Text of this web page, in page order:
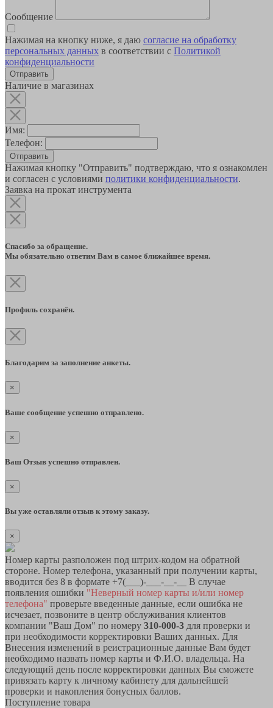
Сообщение
Нажимая на кнопку ниже, я даю согласие на обработку
персональных данных в соответствии с Политикой
конфиденциальности
Наличие в магазинах
Имя:
Телефон:
Отправить
Нажимая кнопку "Отправить" подтверждаю, что я ознакомлен
и согласен с условиями политики конфиденциальности.
Заявка на прокат инструмента
Спасибо за обращение.
Мы обязательно ответим Вам в самое ближайшее время.
Профиль сохранён.
Благодарим за заполнение анкеты.
×
Ваше сообщение успешно отправлено.
×
Ваш Отзыв успешно отправлен.
×
Вы уже оставляли отзыв к этому заказу.
×
Номер карты разположен под штрих-кодом на обратной
стороне. Номер телефона, указанный при получении карты,
вводится без 8 в формате +7(___)-___-__-__ В случае
появления ошибки "Неверный номер карты и/или номер
телефона" проверьте введенные данные, если ошибка не
исчезает, позвоните в центр обслуживания клиентов
компании "Ваш Дом" по номеру 310-000-3 для проверки и
при необходимости корректировки Ваших данных. Для
Внесения изменений в реистрационные данные Вам будет
необходимо назвать номер карты и Ф.И.О. владельца. На
следующий день после корректировки данных Вы сможете
привязать карту к личному кабинету для дальнейшей
проверки и накопления бонусных баллов.
Поступление товара